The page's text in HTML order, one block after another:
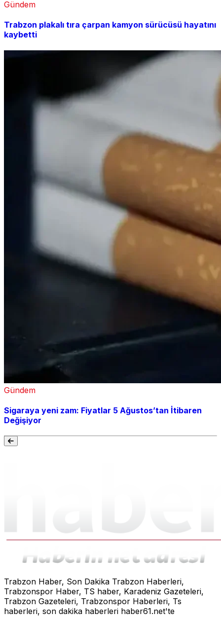
Gündem
Trabzon plakalı tıra çarpan kamyon sürücüsü hayatını
kaybetti
Gündem
Sigaraya yeni zam: Fiyatlar 5 Ağustos’tan İtibaren
Değişiyor
Trabzon Haber, Son Dakika Trabzon Haberleri,
Trabzonspor Haber, TS haber, Karadeniz Gazeteleri,
Trabzon Gazeteleri, Trabzonspor Haberleri, Ts
haberleri, son dakika haberleri haber61.net'te